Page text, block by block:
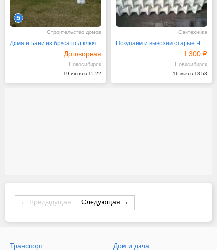
5
Строительство домов
Дома и Бани из бруса под ключ
Договорная
Новосибирск
19 июня в 12:22
Сантехника
Покупаем и вывозим старые Чугунные ванны и батареи
1 300
Новосибирск
16 мая в 18:53
← Предыдущая Следующая →
Транспорт Дом и дача